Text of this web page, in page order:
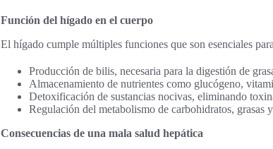
Función del hígado en el cuerpo
El hígado cumple múltiples funciones que son esenciales
Producción de bilis, necesaria para la digestión de
Almacenamiento de nutrientes como glucógeno,
Detoxificación de sustancias nocivas, eliminando
Regulación del metabolismo de carbohidratos, grasas
Consecuencias de una mala salud hepática